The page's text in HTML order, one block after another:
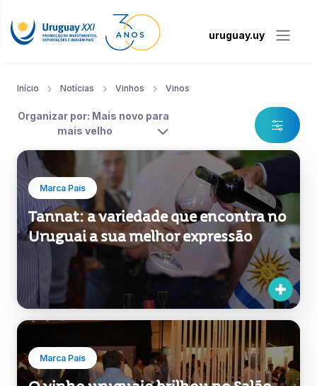
uruguay.uy
Início Notícias Vinhos Vinos
Organizar por: Mais novo para
mais velho
Marca País
Tannat: a variedade que encontra no
Uruguai a sua melhor expressão
Marca País